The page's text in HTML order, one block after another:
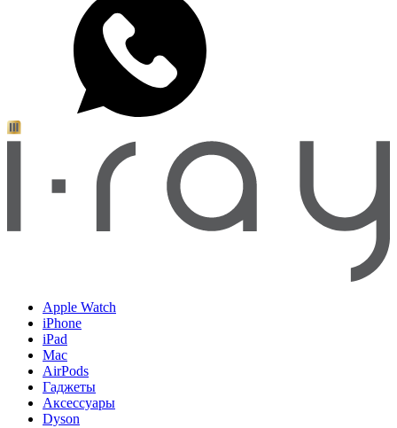
Apple Watch
iPhone
iPad
Mac
AirPods
Гаджеты
Аксессуары
Dyson